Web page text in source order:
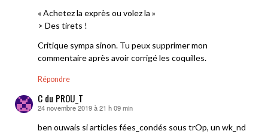
« Achetez la exprès ou volez la »
> Des tirets !
Critique sympa sinon. Tu peux supprimer mon
commentaire après avoir corrigé les coquilles.
Répondre
C du PROU_T
dit :
24 novembre 2019 à 21 h 09 min
ben ouwais si articles fées_condés sous trOp, un wk_nd